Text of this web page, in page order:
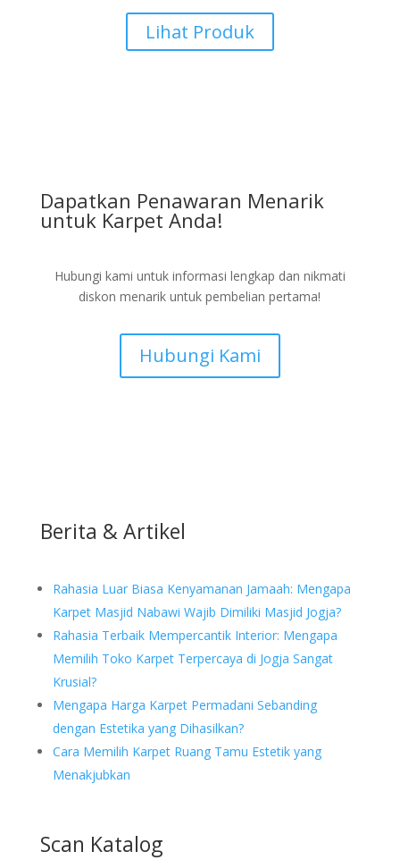
Lihat Produk
Dapatkan Penawaran Menarik
untuk Karpet Anda!
Hubungi kami untuk informasi lengkap dan nikmati
diskon menarik untuk pembelian pertama!
Hubungi Kami
Berita & Artikel
Rahasia Luar Biasa Kenyamanan Jamaah: Mengapa
Karpet Masjid Nabawi Wajib Dimiliki Masjid Jogja?
Rahasia Terbaik Mempercantik Interior: Mengapa
Memilih Toko Karpet Terpercaya di Jogja Sangat
Krusial?
Mengapa Harga Karpet Permadani Sebanding
dengan Estetika yang Dihasilkan?
Cara Memilih Karpet Ruang Tamu Estetik yang
Menakjubkan
Scan Katalog